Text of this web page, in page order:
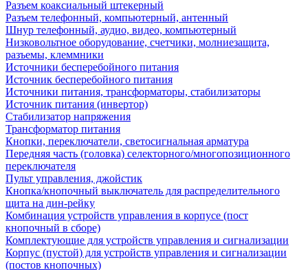
Разъем коаксиальный штекерный
Разъем телефонный, компьютерный, антенный
Шнур телефонный, аудио, видео, компьютерный
Низковольтное оборудование, счетчики, молниезащита,
разъемы, клеммники
Источники бесперебойного питания
Источник бесперебойного питания
Источники питания, трансформаторы, стабилизаторы
Источник питания (инвертор)
Стабилизатор напряжения
Трансформатор питания
Кнопки, переключатели, светосигнальная арматура
Передняя часть (головка) селекторного/многопозиционного
переключателя
Пульт управления, джойстик
Кнопка/кнопочный выключатель для распределительного
щита на дин-рейку
Комбинация устройств управления в корпусе (пост
кнопочный в сборе)
Комплектующие для устройств управления и сигнализации
Корпус (пустой) для устройств управления и сигнализации
(постов кнопочных)